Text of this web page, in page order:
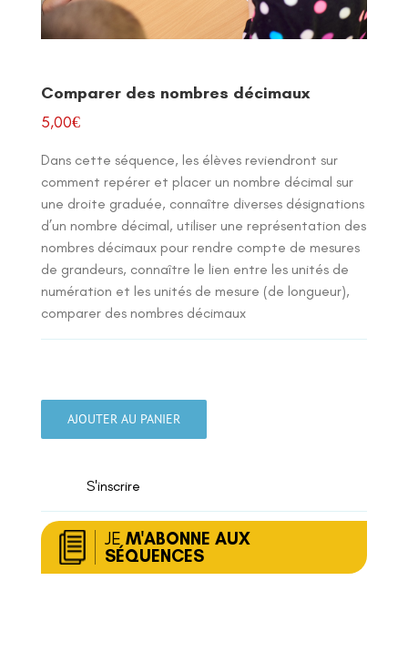
Comparer des nombres décimaux
5,00€
Dans cette séquence, les élèves reviendront sur
comment repérer et placer un nombre décimal sur
une droite graduée, connaître diverses désignations
d’un nombre décimal, utiliser une représentation des
nombres décimaux pour rendre compte de mesures
de grandeurs, connaître le lien entre les unités de
numération et les unités de mesure (de longueur),
comparer des nombres décimaux
AJOUTER AU PANIER
S'inscrire
JE M'ABONNE AUX
SÉQUENCES